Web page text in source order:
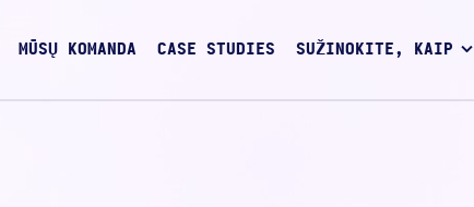
MŪSŲ KOMANDA CASE STUDIES SUŽINOKITE, KAIP